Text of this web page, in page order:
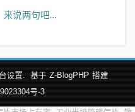
说两句吧...
设置. 基于 Z-BlogPHP 搭建
号-3